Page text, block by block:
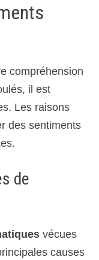
compréhension
il est
Les raisons
des sentiments
de
vécues
causes